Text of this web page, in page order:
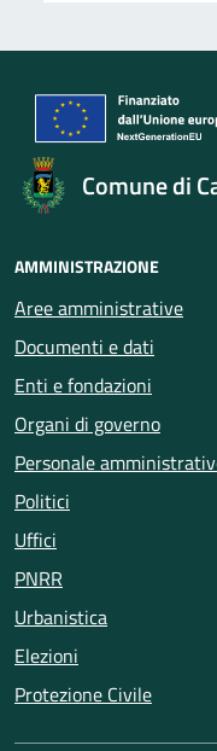
Comune di
AMMINISTRAZIONE
Aree amministrative
Documenti e dati
Enti e fondazioni
Organi di governo
Personale
Politici
Uffici
PNRR
Urbanistica
Elezioni
Protezione Civile